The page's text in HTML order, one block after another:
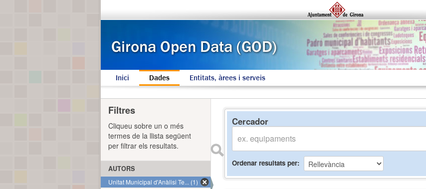
Inici Dades Entitats, àrees i serveis
Cercador
Ordenar resultats per
Filtres
Cliqueu sobre un o més
termes de la llista següent
per filtrar els resultats.
AUTORS
Unitat Municipal d'Anàlisi Te... (1)